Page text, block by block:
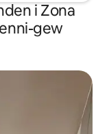
i Zona
gew